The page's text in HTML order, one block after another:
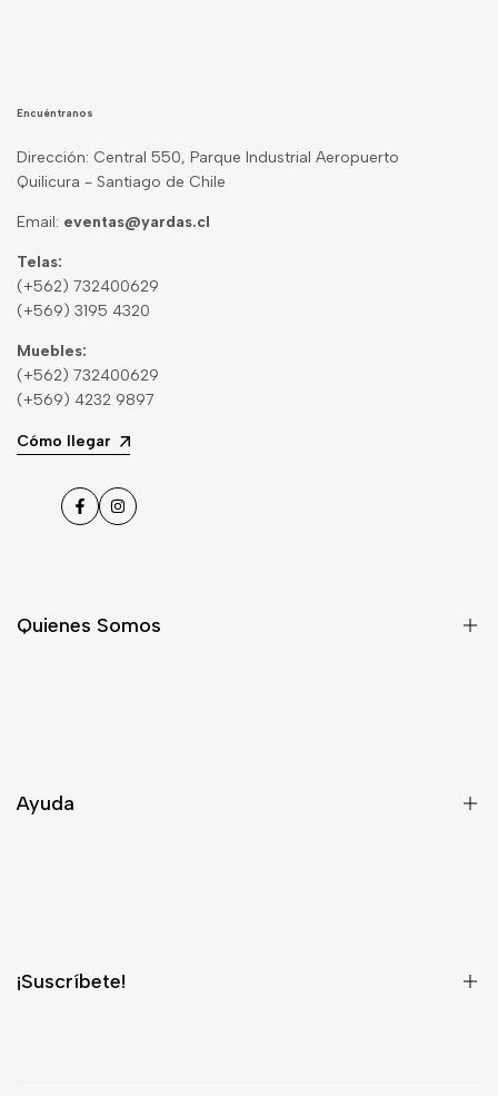
Encuéntranos
Dirección: Central 550, Parque Industrial Aeropuerto
Quilicura - Santiago de Chile
Email: eventas@yardas.cl
Telas:
(+562) 732400629
(+569) 3195 4320
Muebles:
(+562) 732400629
(+569) 4232 9897
Cómo llegar
FacebookInstagram
Quienes Somos
Ayuda
¡Suscríbete!